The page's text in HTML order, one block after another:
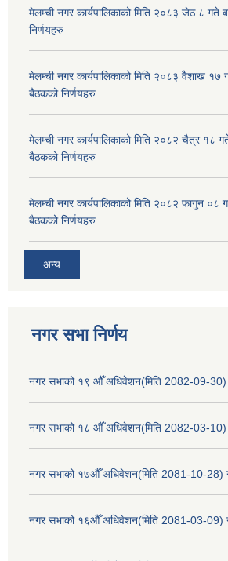
मेलम्ची नगर कार्यपालिकाको मिति २०८३ जेठ ८ गते
निर्णयहरु
मेलम्ची नगर कार्यपालिकाको मिति २०८३ वैशाख १७
बैठकको निर्णयहरु
मेलम्ची नगर कार्यपालिकाको मिति २०८२ चैत्र १८
बैठकको निर्णयहरु
मेलम्ची नगर कार्यपालिकाको मिति २०८२ फागुन ०८
बैठकको निर्णयहरु
अन्य
नगर सभा निर्णय
नगर सभाको १९ औँ अधिवेशन(मिति 2082-09-30)
नगर सभाको १८ औँ अधिवेशन(मिति 2082-03-10)
नगर सभाको १७औँ अधिवेशन(मिति 2081-10-28)
नगर सभाको १६औँ अधिवेशन(मिति 2081-03-09)